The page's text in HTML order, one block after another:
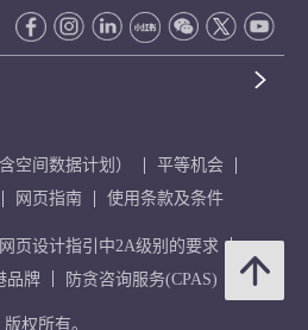
空间数据计划）
平等机会
网页指南 使用条款及条件
页设计指引中2A级别的要求
品牌 防贪咨询服务(CPAS)
权所有。